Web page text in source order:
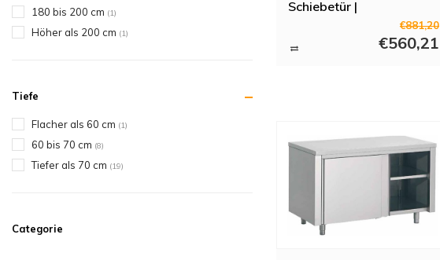
180 bis 200 cm (1)
Höher als 200 cm (1)
Tiefe
Flacher als 60 cm (1)
60 bis 70 cm (8)
Tiefer als 70 cm (19)
Categorie
Schiebetür |
€881,20
€560,21